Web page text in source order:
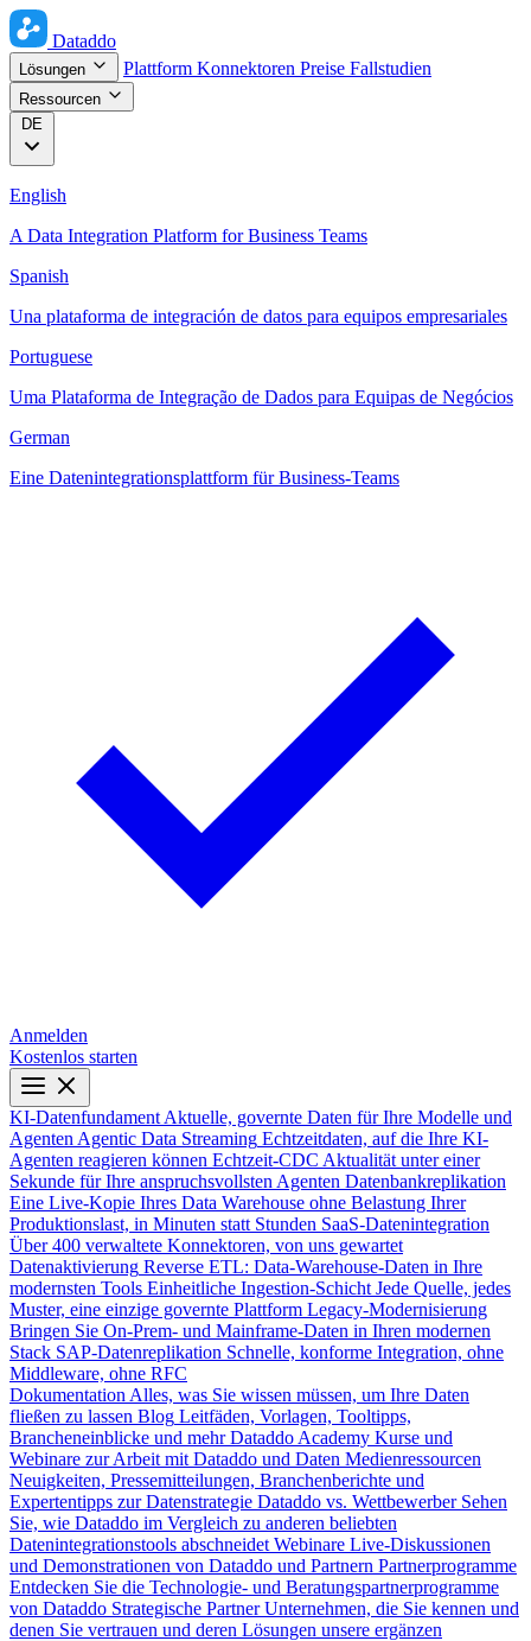
Dataddo
Lösungen Plattform Konnektoren Preise Fallstudien
Ressourcen
DE
English
A Data Integration Platform for Business Teams
Spanish
Una plataforma de integración de datos para equipos empresariales
Portuguese
Uma Plataforma de Integração de Dados para Equipas de Negócios
German
Eine Datenintegrationsplattform für Business-Teams
Anmelden
Kostenlos starten
KI-Datenfundament Aktuelle, governte Daten für Ihre Modelle und
Agenten Agentic Data Streaming Echtzeitdaten, auf die Ihre KI-
Agenten reagieren können Echtzeit-CDC Aktualität unter einer
Sekunde für Ihre anspruchsvollsten Agenten Datenbankreplikation
Eine Live-Kopie Ihres Data Warehouse ohne Belastung Ihrer
Produktionslast, in Minuten statt Stunden SaaS-Datenintegration
Über 400 verwaltete Konnektoren, von uns gewartet
Datenaktivierung Reverse ETL: Data-Warehouse-Daten in Ihre
modernsten Tools Einheitliche Ingestion-Schicht Jede Quelle, jedes
Muster, eine einzige governte Plattform Legacy-Modernisierung
Bringen Sie On-Prem- und Mainframe-Daten in Ihren modernen
Stack SAP-Datenreplikation Schnelle, konforme Integration, ohne
Middleware, ohne RFC
Dokumentation Alles, was Sie wissen müssen, um Ihre Daten
fließen zu lassen Blog Leitfäden, Vorlagen, Tooltipps,
Brancheneinblicke und mehr Dataddo Academy Kurse und
Webinare zur Arbeit mit Dataddo und Daten Medienressourcen
Neuigkeiten, Pressemitteilungen, Branchenberichte und
Expertentipps zur Datenstrategie Dataddo vs. Wettbewerber Sehen
Sie, wie Dataddo im Vergleich zu anderen beliebten
Datenintegrationstools abschneidet Webinare Live-Diskussionen
und Demonstrationen von Dataddo und Partnern Partnerprogramme
Entdecken Sie die Technologie- und Beratungspartnerprogramme
von Dataddo Strategische Partner Unternehmen, die Sie kennen und
denen Sie vertrauen und deren Lösungen unsere ergänzen